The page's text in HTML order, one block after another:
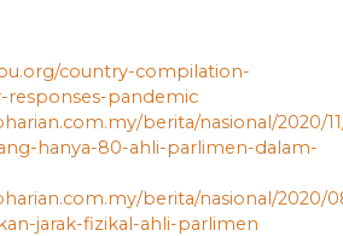
country-compilation-
responses-pandemic
berita/nasional/2020/
hanya-80-ahli-parlimen-dalam-
berita/nasional/2020/
jarak-fizikal-ahli-parlimen